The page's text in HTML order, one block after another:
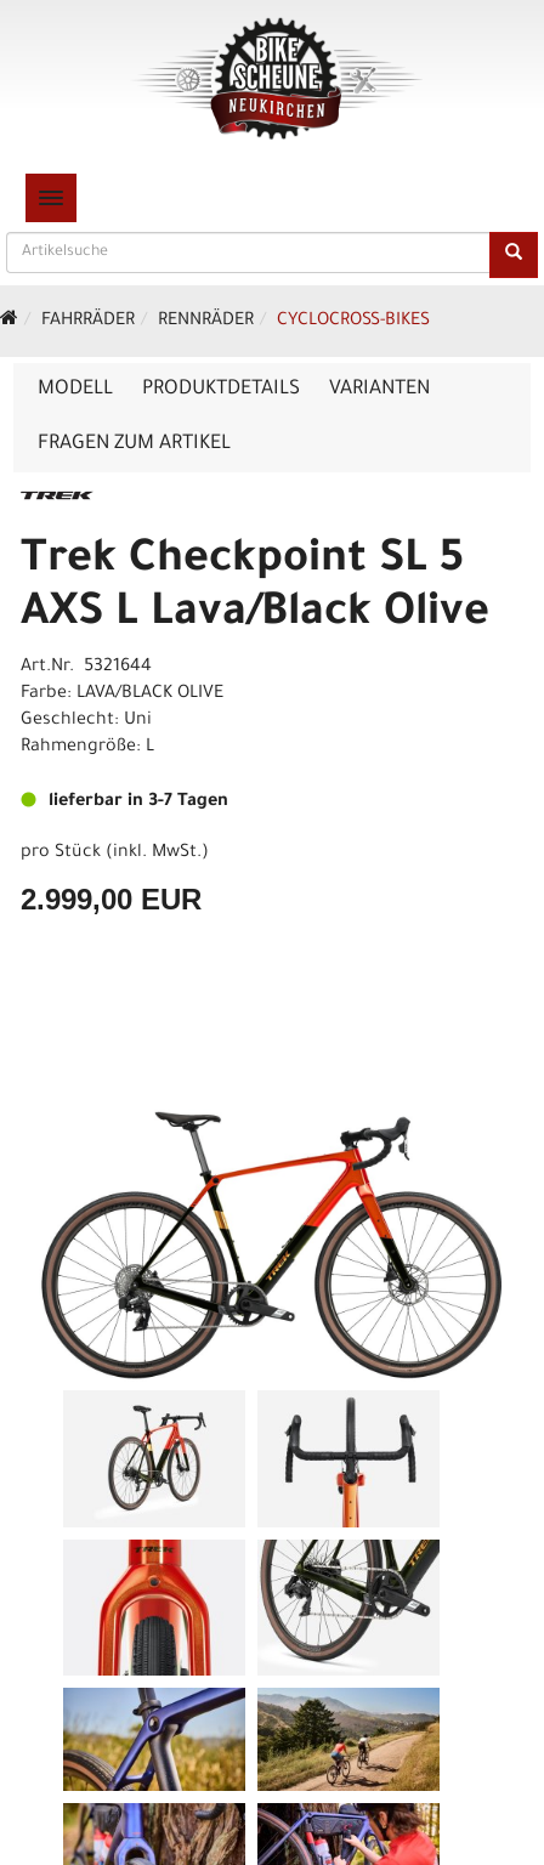
TOGGLE NAVIGATION
FAHRRÄDER RENNRÄDER CYCLOCROSS-BIKES
MODELL PRODUKTDETAILS VARIANTEN
FRAGEN ZUM ARTIKEL
Trek Checkpoint SL 5
AXS L Lava/Black Olive
Art.Nr. 5321644
Farbe: LAVA/BLACK OLIVE
Geschlecht: Uni
Rahmengröße: L
lieferbar in 3-7 Tagen
pro Stück (inkl. MwSt.)
2.999,00 EUR